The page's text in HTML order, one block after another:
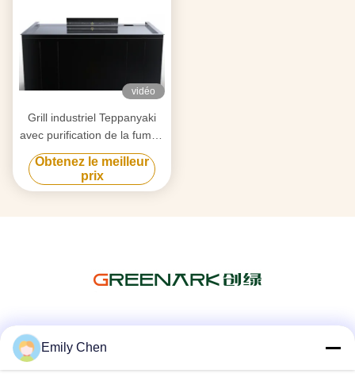
vidéo
Grill industriel Teppanyaki
avec purification de la fumée
par triple flux d'air et
technologie anti-obstruction
Obtenez le meilleur
prix
Emily Chen